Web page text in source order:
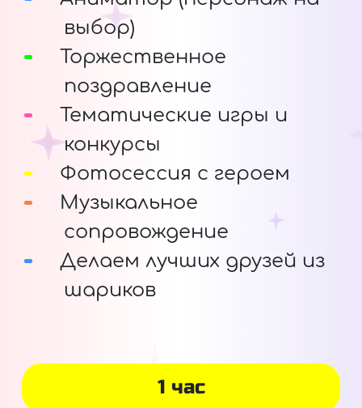
выбор)
Торжественное
поздравление
Тематические игры и
конкурсы
Фотосессия с героем
Музыкальное
сопровождение
Делаем лучших друзей из
шариков
1 час